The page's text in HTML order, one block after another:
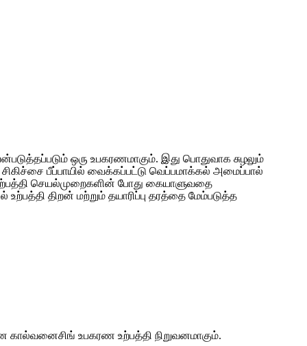
ஒரு உபகரணமாகும். இது பொதுவாக சுழலும்
பீப்பாயில் வைக்கப்பட்டு வெப்பமாக்கல் அமைப்பால்
செயல்முறைகளின் போது கையாளுவதை
திறன் மற்றும் தயாரிப்பு தரத்தை மேம்படுத்த
கால்வனைசிங் உபகரண உற்பத்தி நிறுவனமாகும்.